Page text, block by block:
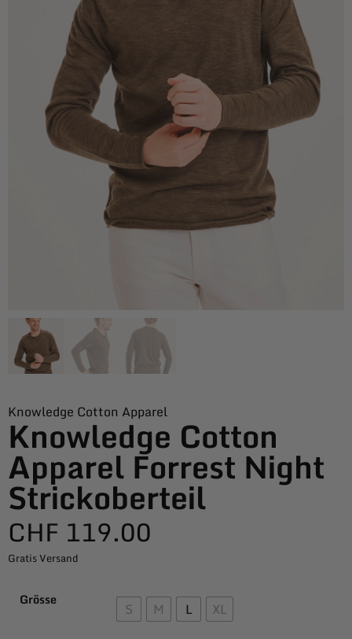
Knowledge Cotton Apparel
Knowledge Cotton
Apparel Forrest Night
Strickoberteil
CHF 119.00
Gratis Versand
Grösse S M L XL